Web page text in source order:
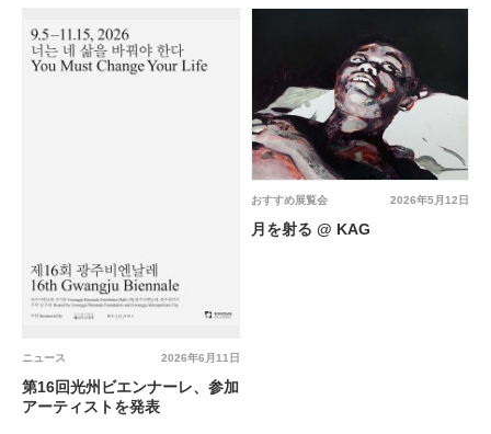
2026年6月11日
ニュース
第16回光州ビエンナーレ、参加
アーティストを発表
2026年5月12日
おすすめ展覧会
月を射る @ KAG